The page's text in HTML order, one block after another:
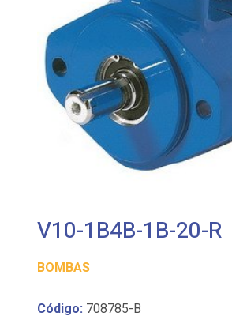
V10-1B4B-1B-20-R
BOMBAS
Código: 708785-B